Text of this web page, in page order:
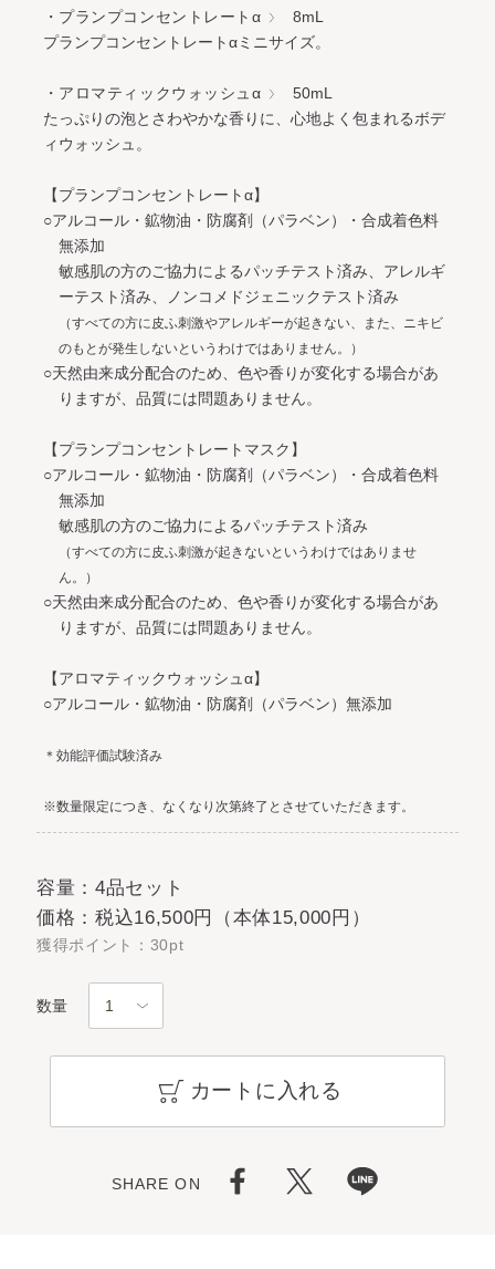
・プランプコンセントレートα
8mL
プランプコンセントレートαミニサイズ。
・アロマティックウォッシュα
50mL
たっぷりの泡とさわやかな香りに、心地よく包まれるボデ
ィウォッシュ。
【プランプコンセントレートα】
○アルコール・鉱物油・防腐剤（パラベン）・合成着色料
無添加
敏感肌の方のご協力によるパッチテスト済み、アレルギ
ーテスト済み、ノンコメドジェニックテスト済み
（すべての方に皮ふ刺激やアレルギーが起きない、また、ニキビ
のもとが発生しないというわけではありません。）
○天然由来成分配合のため、色や香りが変化する場合があ
りますが、品質には問題ありません。
【プランプコンセントレートマスク】
○アルコール・鉱物油・防腐剤（パラベン）・合成着色料
無添加
敏感肌の方のご協力によるパッチテスト済み
（すべての方に皮ふ刺激が起きないというわけではありませ
ん。）
○天然由来成分配合のため、色や香りが変化する場合があ
りますが、品質には問題ありません。
【アロマティックウォッシュα】
○アルコール・鉱物油・防腐剤（パラベン）無添加
＊効能評価試験済み
※数量限定につき、なくなり次第終了とさせていただきます。
容量：4品セット
価格：税込16,500円（本体15,000円）
獲得ポイント：30pt
数量
カートに入れる
SHARE ON